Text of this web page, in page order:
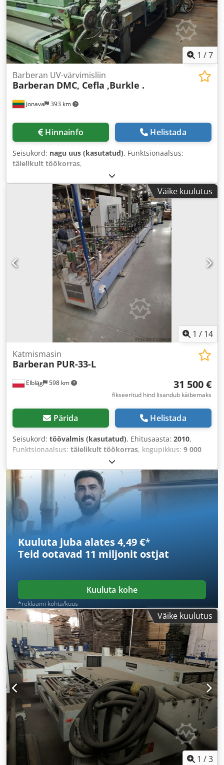
1 /7
Jonava 393 km
Barberan UV-värvimisliin
Barberan DMC, Cefla ,Burkle .
Hinnainfo Helistada
Seisukord: nagu uus (kasutatud), Funktsionaalsus:
täielikult töökorras,
Väike kuulutus
1 / 14
Elbląg 598 km
Katmismasin
Barberan PUR-33-L
31 500 €
fikseeritud hind lisandub käibemaks
Pärida Helistada
Seisukord: töövalmis (kasutatud), Ehitusaasta: 2010,
Funktsionaalsus: täielikult töökorras, kogupikkus: 9 000
Kuuluta juba alates 4,49 €*
Teid ootavad 11 miljonit ostjat
Kuuluta kohe
*reklaami kohta/kuus
Väike kuulutus
1 /3